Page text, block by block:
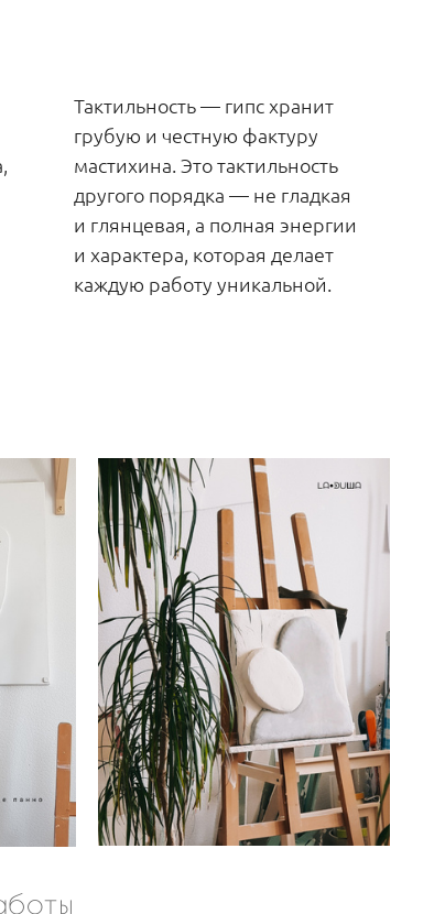
Тактильность — гипс хранит
грубую и честную фактуру
мастихина. Это тактильность
другого порядка — не гладкая
и глянцевая, а полная энергии
и характера, которая делает
каждую работу уникальной.